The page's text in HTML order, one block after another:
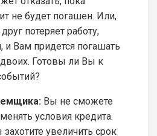
не будет погашен. Или,
потеряет работу,
и Вам придется погашать
Готовы ли Вы к
Вы не сможете
условия кредита.
увеличить срок